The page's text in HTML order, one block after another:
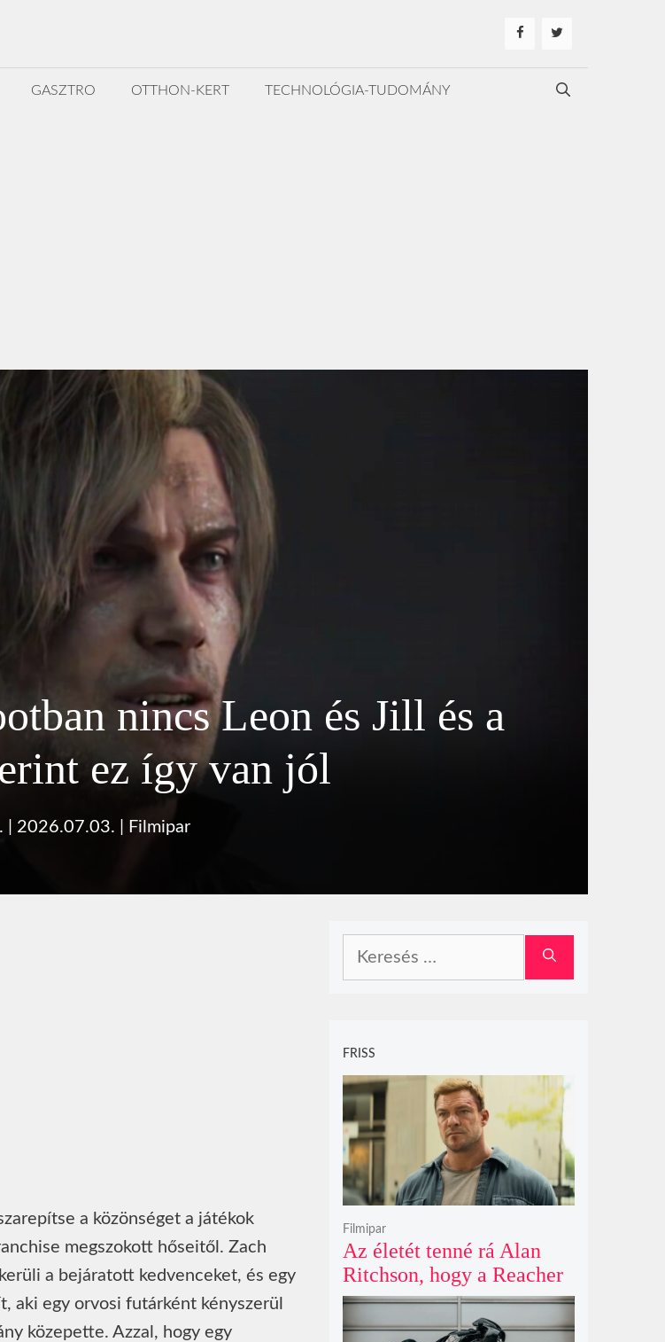
GASZTRO OTTHON-KERT TECHNOLÓGIA-TUDOMÁNY
nincs Leon és Jill és a
ez így van jól
2026.07.03. Filmipar
a közönséget a játékok
megszokott hőseitől. Zach
a bejáratott kedvenceket, és egy
aki egy orvosi futárként kényszerül
közepette. Azzal, hogy egy
FRISS
Az életét tenné rá Alan
Ritchson, hogy a Reacher
negyedik évada mindent
felülmúl
Filmipar